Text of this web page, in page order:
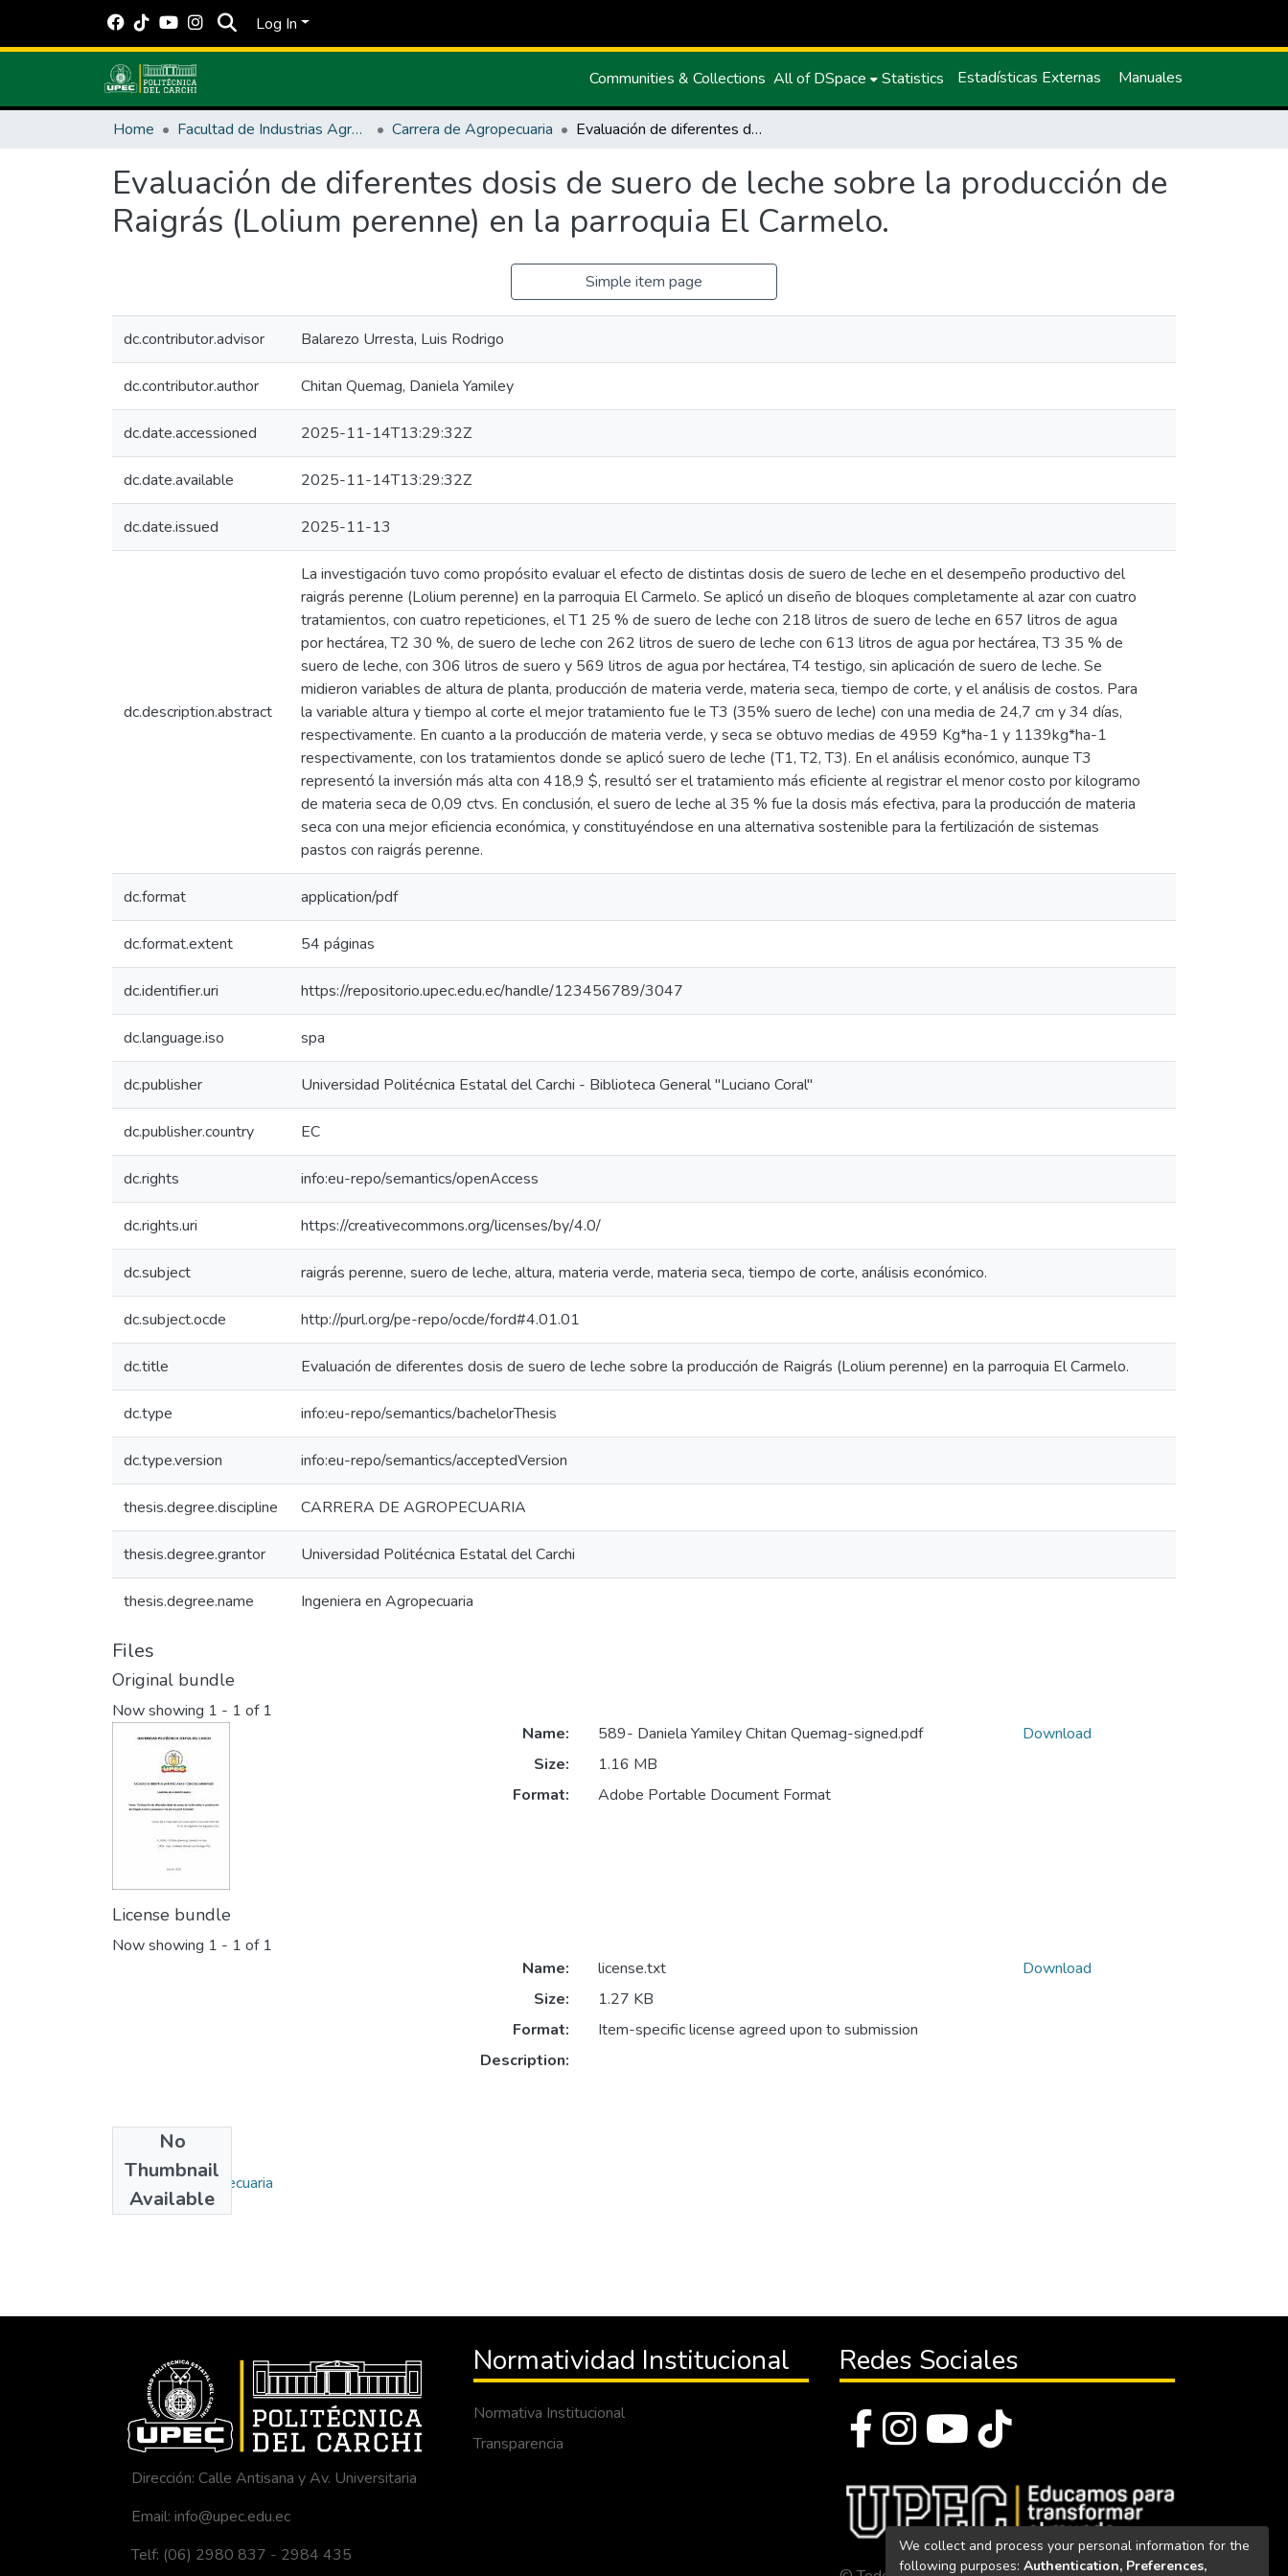
Log In
Communities & Collections All of DSpace Statistics Estadísticas Externas Manuales
Home Facultad de Industrias Agropecuarias y Ciencias Ambientales Carrera de Agropecuaria Evaluación de diferentes dosis de suero de leche sobre la producción de Raigrás (Lolium perenne) en la parroquia El Carmelo.
Evaluación de diferentes dosis de suero de leche sobre la producción de
Raigrás (Lolium perenne) en la parroquia El Carmelo.
Simple item page
dc.contributor.advisor Balarezo Urresta, Luis Rodrigo
dc.contributor.author Chitan Quemag, Daniela Yamiley
dc.date.accessioned 2025-11-14T13:29:32Z
dc.date.available 2025-11-14T13:29:32Z
dc.date.issued 2025-11-13
dc.description.abstract
La investigación tuvo como propósito evaluar el efecto de distintas dosis de suero de leche en el desempeño productivo del
raigrás perenne (Lolium perenne) en la parroquia El Carmelo. Se aplicó un diseño de bloques completamente al azar con cuatro
tratamientos, con cuatro repeticiones, el T1 25 % de suero de leche con 218 litros de suero de leche en 657 litros de agua
por hectárea, T2 30 %, de suero de leche con 262 litros de suero de leche con 613 litros de agua por hectárea, T3 35 % de
suero de leche, con 306 litros de suero y 569 litros de agua por hectárea, T4 testigo, sin aplicación de suero de leche. Se
midieron variables de altura de planta, producción de materia verde, materia seca, tiempo de corte, y el análisis de costos. Para
la variable altura y tiempo al corte el mejor tratamiento fue le T3 (35% suero de leche) con una media de 24,7 cm y 34 días,
respectivamente. En cuanto a la producción de materia verde, y seca se obtuvo medias de 4959 Kg*ha-1 y 1139kg*ha-1
respectivamente, con los tratamientos donde se aplicó suero de leche (T1, T2, T3). En el análisis económico, aunque T3
representó la inversión más alta con 418,9 $, resultó ser el tratamiento más eficiente al registrar el menor costo por kilogramo
de materia seca de 0,09 ctvs. En conclusión, el suero de leche al 35 % fue la dosis más efectiva, para la producción de materia
seca con una mejor eficiencia económica, y constituyéndose en una alternativa sostenible para la fertilización de sistemas
pastos con raigrás perenne.
dc.format application/pdf
dc.format.extent 54 páginas
dc.identifier.uri https://repositorio.upec.edu.ec/handle/123456789/3047
dc.language.iso spa
dc.publisher Universidad Politécnica Estatal del Carchi - Biblioteca General "Luciano Coral"
dc.publisher.country EC
dc.rights info:eu-repo/semantics/openAccess
dc.rights.uri https://creativecommons.org/licenses/by/4.0/
dc.subject raigrás perenne, suero de leche, altura, materia verde, materia seca, tiempo de corte, análisis económico.
dc.subject.ocde http://purl.org/pe-repo/ocde/ford#4.01.01
dc.title Evaluación de diferentes dosis de suero de leche sobre la producción de Raigrás (Lolium perenne) en la parroquia El Carmelo.
dc.type info:eu-repo/semantics/bachelorThesis
dc.type.version info:eu-repo/semantics/acceptedVersion
thesis.degree.discipline CARRERA DE AGROPECUARIA
thesis.degree.grantor Universidad Politécnica Estatal del Carchi
thesis.degree.name Ingeniera en Agropecuaria
Files
Original bundle
Now showing 1 - 1 of 1
Name:
589- Daniela Yamiley Chitan Quemag-signed.pdf
Size:
1.16 MB
Format:
Adobe Portable Document Format
Download
License bundle
Now showing 1 - 1 of 1
No
Thumbnail
Available
Name:
license.txt
Size:
1.27 KB
Format:
Item-specific license agreed upon to submission
Description:
Download
Collections
Carrera de Agropecuaria
Dirección: Calle Antisana y Av. Universitaria
Email: info@upec.edu.ec
Telf: (06) 2980 837 - 2984 435
Normatividad Institucional
Normativa Institucional
Transparencia
Redes Sociales
We collect and process your personal information for the
following purposes: Authentication, Preferences,